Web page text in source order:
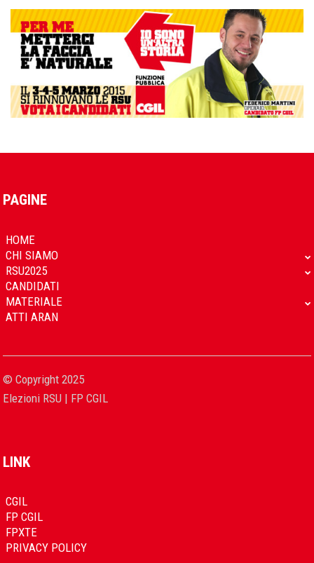
PAGINE
HOME
CHI SIAMO
RSU2025
CANDIDATI
MATERIALE
ATTI ARAN
© Copyright 2025
Elezioni RSU | FP CGIL
LINK
CGIL
FP CGIL
FPXTE
PRIVACY POLICY